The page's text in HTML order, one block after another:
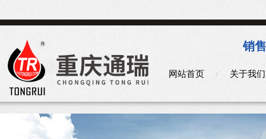
销
网站首页 关于我们